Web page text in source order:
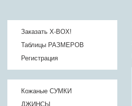
Заказать X-BOX!
Таблицы РАЗМЕРОВ
Регистрация
Кожаные СУМКИ
ДЖИНСЫ